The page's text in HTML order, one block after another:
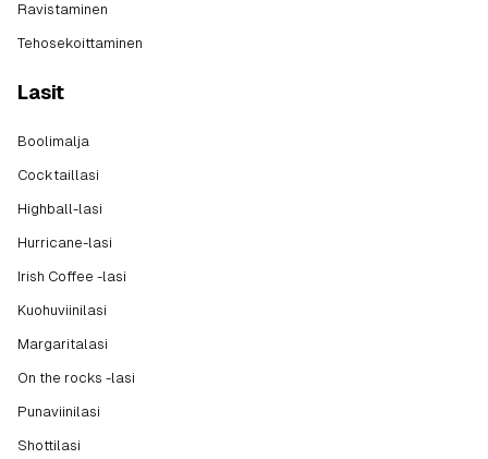
Ravistaminen
Tehosekoittaminen
Lasit
Boolimalja
Cocktaillasi
Highball-lasi
Hurricane-lasi
Irish Coffee -lasi
Kuohuviinilasi
Margaritalasi
On the rocks -lasi
Punaviinilasi
Shottilasi